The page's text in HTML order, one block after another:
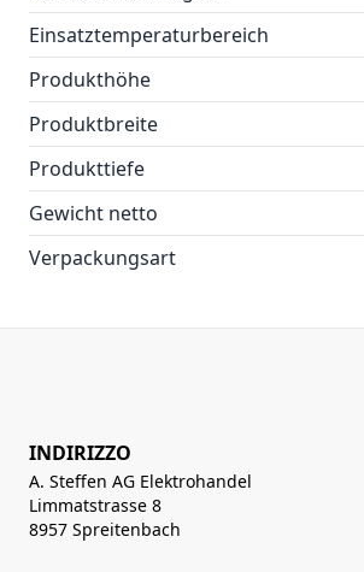
Einsatztemperaturbereich
Produkthöhe
Produktbreite
Produkttiefe
Gewicht netto
Verpackungsart
INDIRIZZO
A. Steffen AG Elektrohandel
Limmatstrasse 8
8957 Spreitenbach